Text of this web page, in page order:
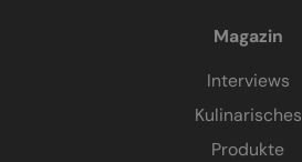
Magazin
Interviews
Kulinarisches
Produkte